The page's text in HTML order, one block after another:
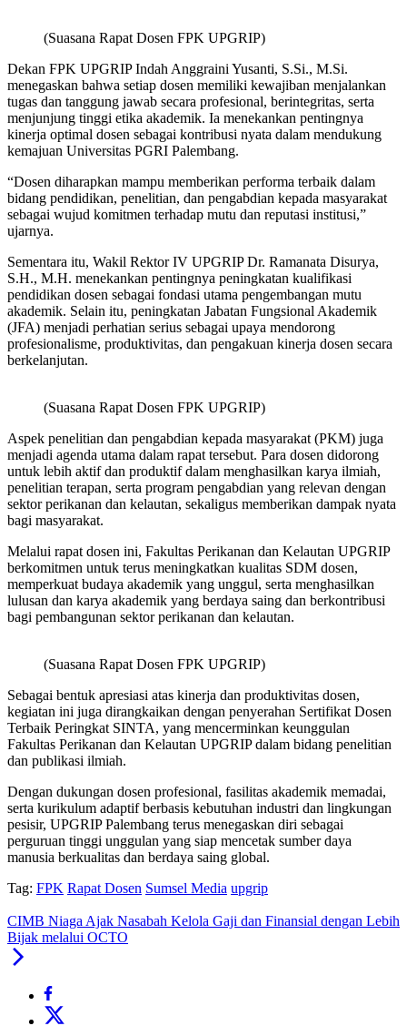
(Suasana Rapat Dosen FPK UPGRIP)
Dekan FPK UPGRIP Indah Anggraini Yusanti, S.Si., M.Si.
menegaskan bahwa setiap dosen memiliki kewajiban menjalankan
tugas dan tanggung jawab secara profesional, berintegritas, serta
menjunjung tinggi etika akademik. Ia menekankan pentingnya
kinerja optimal dosen sebagai kontribusi nyata dalam mendukung
kemajuan Universitas PGRI Palembang.
“Dosen diharapkan mampu memberikan performa terbaik dalam
bidang pendidikan, penelitian, dan pengabdian kepada masyarakat
sebagai wujud komitmen terhadap mutu dan reputasi institusi,”
ujarnya.
Sementara itu, Wakil Rektor IV UPGRIP Dr. Ramanata Disurya,
S.H., M.H. menekankan pentingnya peningkatan kualifikasi
pendidikan dosen sebagai fondasi utama pengembangan mutu
akademik. Selain itu, peningkatan Jabatan Fungsional Akademik
(JFA) menjadi perhatian serius sebagai upaya mendorong
profesionalisme, produktivitas, dan pengakuan kinerja dosen secara
berkelanjutan.
(Suasana Rapat Dosen FPK UPGRIP)
Aspek penelitian dan pengabdian kepada masyarakat (PKM) juga
menjadi agenda utama dalam rapat tersebut. Para dosen didorong
untuk lebih aktif dan produktif dalam menghasilkan karya ilmiah,
penelitian terapan, serta program pengabdian yang relevan dengan
sektor perikanan dan kelautan, sekaligus memberikan dampak nyata
bagi masyarakat.
Melalui rapat dosen ini, Fakultas Perikanan dan Kelautan UPGRIP
berkomitmen untuk terus meningkatkan kualitas SDM dosen,
memperkuat budaya akademik yang unggul, serta menghasilkan
lulusan dan karya akademik yang berdaya saing dan berkontribusi
bagi pembangunan sektor perikanan dan kelautan.
(Suasana Rapat Dosen FPK UPGRIP)
Sebagai bentuk apresiasi atas kinerja dan produktivitas dosen,
kegiatan ini juga dirangkaikan dengan penyerahan Sertifikat Dosen
Terbaik Peringkat SINTA, yang mencerminkan keunggulan
Fakultas Perikanan dan Kelautan UPGRIP dalam bidang penelitian
dan publikasi ilmiah.
Dengan dukungan dosen profesional, fasilitas akademik memadai,
serta kurikulum adaptif berbasis kebutuhan industri dan lingkungan
pesisir, UPGRIP Palembang terus menegaskan diri sebagai
perguruan tinggi unggulan yang siap mencetak sumber daya
manusia berkualitas dan berdaya saing global.
Tag: FPK Rapat Dosen Sumsel Media upgrip
CIMB Niaga Ajak Nasabah Kelola Gaji dan Finansial dengan Lebih
Bijak melalui OCTO